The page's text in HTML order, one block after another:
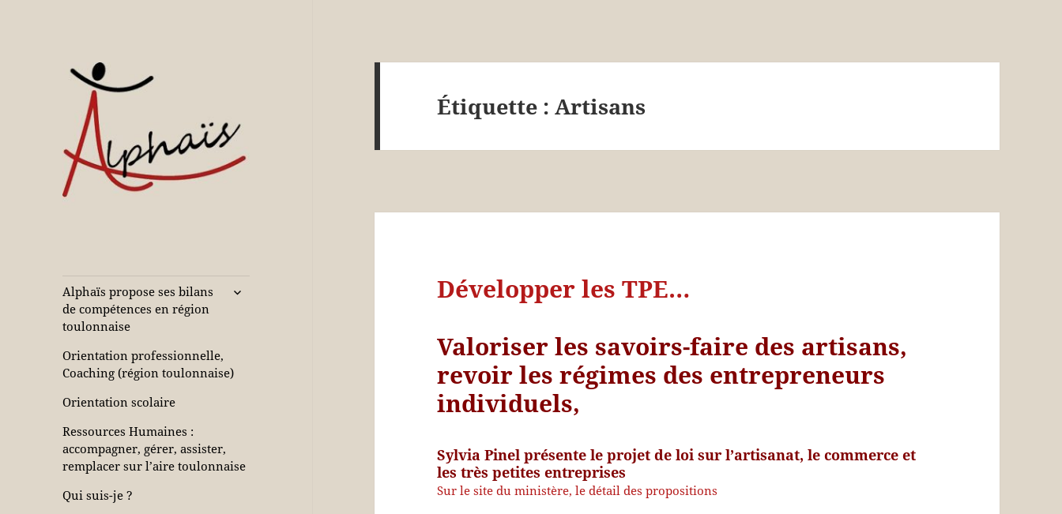
compétences et
orientations
adultes et jeunes
Alphaïs propose ses bilans
de compétences en région
toulonnaise
ouvrir
Orientation professionnelle,
Coaching (région toulonnaise)
Orientation scolaire
Ressources Humaines :
accompagner, gérer, assister,
remplacer sur l’aire toulonnaise
Qui suis-je ?
Étiquette :Artisans
Développer les TPE…
Valoriser les savoirs-faire des artisans,
revoir les régimes des entrepreneurs
individuels,
Sylvia Pinel présente le projet de loi sur l’artisanat, le commerce et
les très petites entreprises
Sur le site du ministère, le détail des propositions